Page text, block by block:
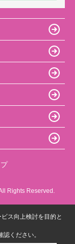
Rights Reserved.
ス向上検討を目的と
認ください。